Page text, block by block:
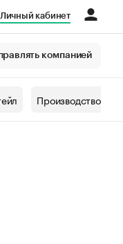
Личный кабинет
компанией
Производство